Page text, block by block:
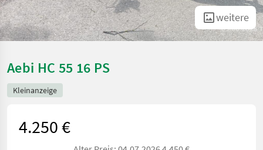
weitere
Aebi HC 55 16 PS
Kleinanzeige
4.250 €